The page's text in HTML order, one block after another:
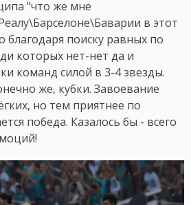
"что же мне
в этот
благодаря поиску равных по
которых нет-нет да и
команд силой в 3-4 звезды.
же, кубки. Завоевание
но тем приятнее по
победа. Казалось бы - всего